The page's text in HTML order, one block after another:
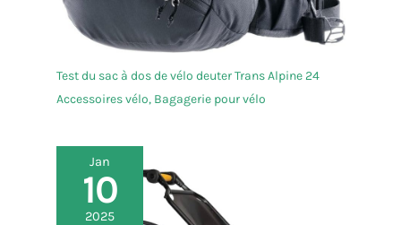
Test du sac à dos de vélo deuter Trans Alpine 24
Accessoires vélo, Bagagerie pour vélo
Jan
10
2025